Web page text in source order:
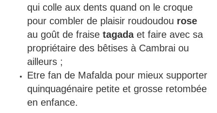
qui colle aux dents quand on le croque
pour combler de plaisir roudoudou rose
au goût de fraise tagada et faire avec sa
propriétaire des bêtises à Cambrai ou
ailleurs ;
Etre fan de Mafalda pour mieux supporter
quinquagénaire petite et grosse retombée
en enfance.